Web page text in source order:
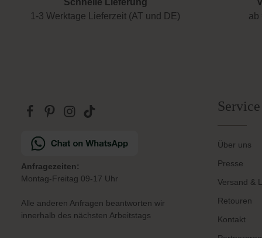
Schnelle Lieferung
1-3 Werktage Lieferzeit (AT und DE)
ab
Anfragezeiten:
Montag-Freitag 09-17 Uhr
Alle anderen Anfragen beantworten wir
innerhalb des nächsten Arbeitstags
Über uns
Presse
Versand &
Retouren
Kontakt